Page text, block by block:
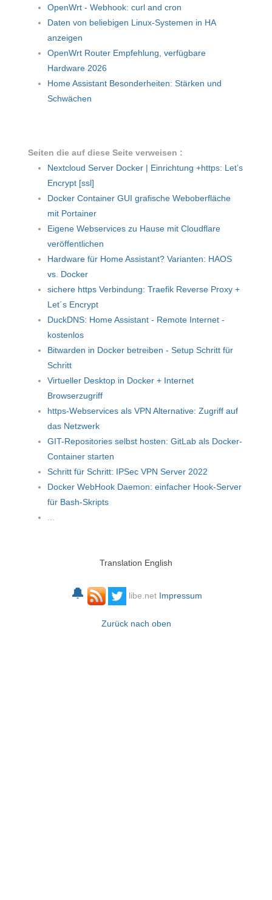
OpenWrt - Webhook: curl and cron
Daten von beliebigen Linux-Systemen in HA
anzeigen
OpenWrt Router Empfehlung, verfügbare
Hardware 2026
Home Assistant Besonderheiten: Stärken und
Schwächen
Seiten die auf diese Seite verweisen :
Nextcloud Server Docker | Einrichtung +https: Let’s
Encrypt [ssl]
Docker Container GUI grafische Weboberfläche
mit Portainer
Eigene Webservices zu Hause mit Cloudflare
veröffentlichen
Hardware für Home Assistant? Varianten: HAOS
vs. Docker
sichere https Verbindung: Traefik Reverse Proxy +
Let´s Encrypt
DuckDNS: Home Assistant - Remote Internet -
kostenlos
Bitwarden in Docker betreiben - Setup Schritt für
Schritt
Virtueller Desktop in Docker + Internet
Browserzugriff
https-Webservices als VPN Alternative: Zugriff auf
das Netzwerk
GIT-Repositories selbst hosten: GitLab als Docker-
Container starten
Schritt für Schritt: IPSec VPN Server 2022
Docker WebHook Daemon: einfacher Hook-Server
für Bash-Skripts
Translation English
🔔 libe.net Impressum
Zurück nach oben